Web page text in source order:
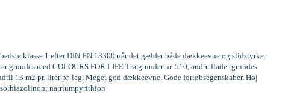
klasse 1 efter DIN EN 13300 når det gælder både dækkeevne og slidstyrke.
med COLOURS FOR LIFE Trægrunder nr. 510, andre flader grundes
13 m2 pr. liter pr. lag. Meget god dækkeevne. Gode forløbsegenskaber. Høj
natriumpyrithion